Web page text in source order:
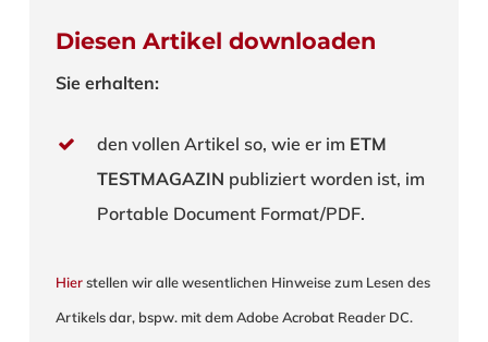
Diesen Artikel downloaden
Sie erhalten:
den vollen Artikel so, wie er im ETM
TESTMAGAZIN publiziert worden ist, im
Portable Document Format/PDF.
Hierstellen wir alle wesentlichen Hinweise zum Lesen des
Artikels dar, bspw. mit dem Adobe Acrobat Reader DC.